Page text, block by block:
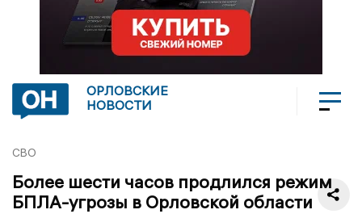
ОРЛОВСКИЕ
НОВОСТИ
СВО
Более шести часов продлился режим
БПЛА-угрозы в Орловской области